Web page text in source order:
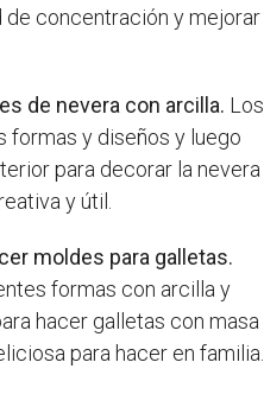
de concentración y mejorar
de nevera con arcilla. Los
formas y diseños y luego
para decorar la nevera
y útil.
moldes para galletas.
formas con arcilla y
hacer galletas con masa
para hacer en familia.